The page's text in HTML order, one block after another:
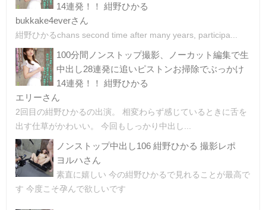
14連発！！ 紺野ひかる
bukkake4everさん
紺野ひかるchans second time after many years, participa...
100分間ノンストップ撮影、ノーカット編集で生
中出し28連発に追いピストンお掃除でぶっかけ
14連発！！ 紺野ひかる
エリーさん
2回目の紺野ひかるの出演。 相変わらず感じているときに舌を
出す仕草がかわいい。 今回もしっかり中出し...
ノンストップ中出し106 紺野ひかる 撮影レポ
ヨルハさん
素直に嬉しい 今の紺野ひかるで見れることが最高で
す 今度こそ孕んで欲しいです